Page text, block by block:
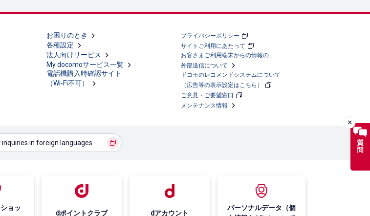
お困りのとき
各種設定
法人向けサービス
My docomoサービス一覧
電話機購入時確認サイト
（Wi-Fi不可）
プライバシーポリシー
サイトご利用にあたって
お客さまご利用端末からの情報の
外部送信について
ドコモのレコメンドシステムについて
（広告等の表示設定はこちら）
ご意見・ご要望窓口
メンテナンス情報
inquiries in foreign languages
ョッ
dポイントクラブ dアカウント
パーソナルデータ（個